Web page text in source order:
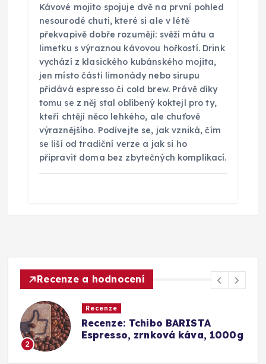
Kávové mojito spojuje dvě na první pohled
nesourodé chuti, které si ale v létě
překvapivě dobře rozumějí: svěží mátu a
limetku s výraznou kávovou hořkostí. Drink
vychází z klasického kubánského mojita,
jen místo části limonády nebo sirupu
přidává espresso či cold brew. Právě díky
tomu se z něj stal oblíbený koktejl pro ty,
kteří chtějí něco lehkého, ale chuťově
výraznějšího. Podívejte se, jak vzniká, čím
se liší od tradiční verze a jak si ho
připravit doma bez zbytečných komplikací.
Recenze a hodnocení
2
Recenze
Recenze: Tchibo BARISTA
Espresso, zrnková káva, 1000g